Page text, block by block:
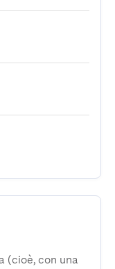
(cioè, con una